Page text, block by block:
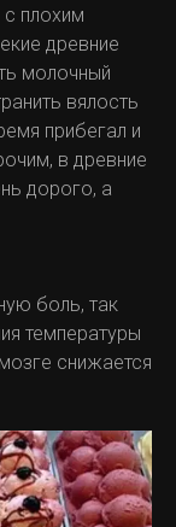
плохим
древние
молочный
вялость
прибегал и
в древние
дорого, а
боль, так
температуры
снижается